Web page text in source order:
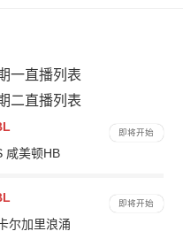
一直播列表
二直播列表
咸美顿HB
即将开始
尔加里浪涌
即将开始